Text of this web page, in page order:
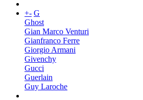
+- G
Ghost
Gian Marco Venturi
Gianfranco Ferre
Giorgio Armani
Givenchy
Gucci
Guerlain
Guy Laroche